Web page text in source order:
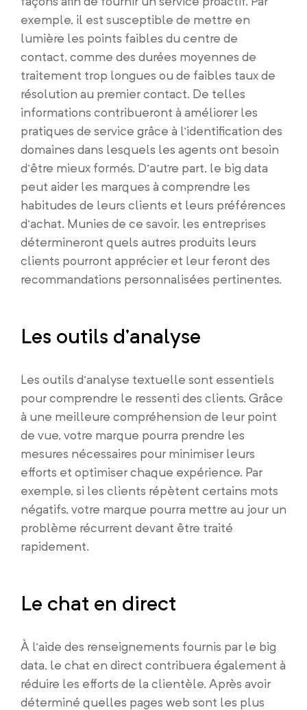
exemple, il est susceptible de mettre en
lumière les points faibles du centre de
contact, comme des durées moyennes de
traitement trop longues ou de faibles taux de
résolution au premier contact. De telles
informations contribueront à améliorer les
pratiques de service grâce à l’identification des
domaines dans lesquels les agents ont besoin
d’être mieux formés. D’autre part, le big data
peut aider les marques à comprendre les
habitudes de leurs clients et leurs préférences
d’achat. Munies de ce savoir, les entreprises
détermineront quels autres produits leurs
clients pourront apprécier et leur feront des
recommandations personnalisées pertinentes.
Les outils d’analyse
Les outils d’analyse textuelle sont essentiels
pour comprendre le ressenti des clients. Grâce
à une meilleure compréhension de leur point
de vue, votre marque pourra prendre les
mesures nécessaires pour minimiser leurs
efforts et optimiser chaque expérience. Par
exemple, si les clients répètent certains mots
négatifs, votre marque pourra mettre au jour un
problème récurrent devant être traité
rapidement.
Le chat en direct
À l’aide des renseignements fournis par le big
data, le chat en direct contribuera également à
réduire les efforts de la clientèle. Après avoir
déterminé quelles pages web sont les plus